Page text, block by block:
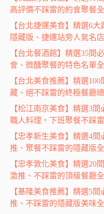
高評價不踩雷的約會聚餐全
【台北捷運美食】精選6
隱藏版、捷運站旁人氣名
【台北餐酒館】精選35間
會、微醺聚餐的特色名單全
【台北美食推薦】精選
藏、絕不踩雷的終極餐廳總
【松江南京美食】精選3
職人料理，下班聚餐不踩
【忠孝新生美食】精選4
推、聚餐不踩雷的隱藏版全
【忠孝敦化美食】精選20
激推、不踩雷的頂級餐廳全
【基隆美食推薦】精選5
推、不踩雷的隱藏版美味全